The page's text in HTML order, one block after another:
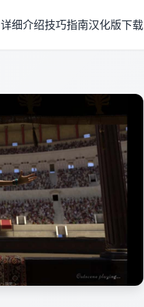
详细介绍技巧指南汉化版下载